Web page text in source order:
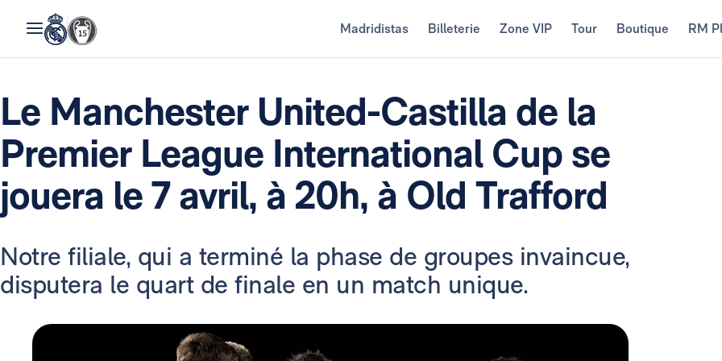
Madridistas Billeterie Zone VIP Tour Boutique RM
Le Manchester United-Castilla de la
Premier League International Cup se
jouera le 7 avril, à 20h, à Old Trafford
Notre filiale, qui a terminé la phase de groupes invaincue,
disputera le quart de finale en un match unique.